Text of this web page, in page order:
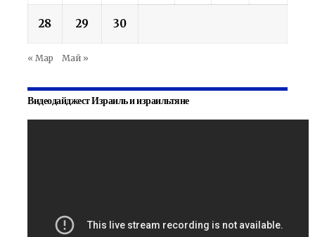
28 29 30
« Мар Май »
Видеодайджест Израиль и израильтяне